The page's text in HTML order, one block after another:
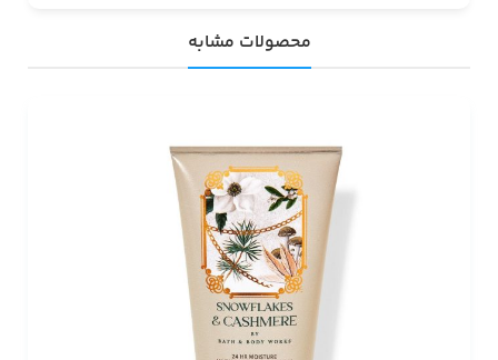
محصولات مشابه